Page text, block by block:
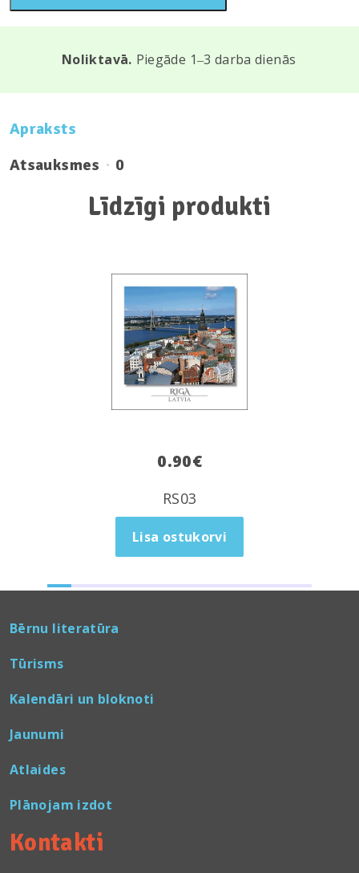
Noliktavā. Piegāde 1‒3 darba dienās
Apraksts
Atsauksmes
0
Līdzīgi produkti
0.90€
RS03
Lisa ostukorvi
Bērnu literatūra
Tūrisms
Kalendāri un bloknoti
Jaunumi
Atlaides
Plānojam izdot
Kontakti